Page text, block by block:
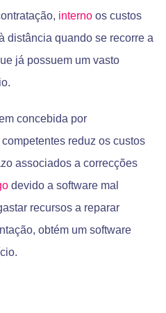
interno os custos
distância quando se recorre a
já possuem um vasto
concebida por
reduz os custos
associados a correcções
devido a software mal
recursos a reparar
obtém um software